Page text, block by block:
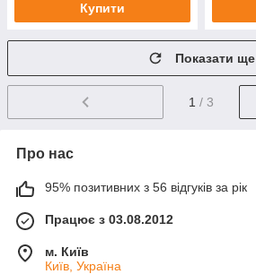
Купити
Показати ще
1 / 3
Про нас
95% позитивних з 56 відгуків за рік
Працює з 03.08.2012
м. Київ
Київ, Україна